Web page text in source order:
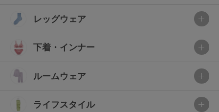
レッグウェア
下着・インナー
ルームウェア
ライフスタイル